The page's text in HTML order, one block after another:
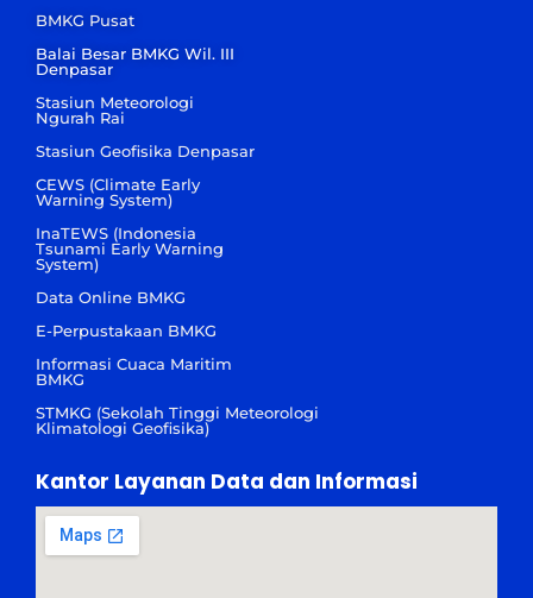
BMKG Pusat
Balai Besar BMKG Wil. III
Denpasar
Stasiun Meteorologi
Ngurah Rai
Stasiun Geofisika Denpasar
CEWS (Climate Early
Warning System)
InaTEWS (Indonesia
Tsunami Early Warning
System)
Data Online BMKG
E-Perpustakaan BMKG
Informasi Cuaca Maritim
BMKG
STMKG (Sekolah Tinggi Meteorologi
Klimatologi Geofisika)
Kantor Layanan Data dan Informasi